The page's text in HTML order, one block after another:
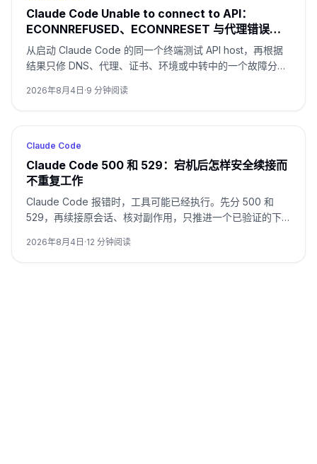
Claude Code Unable to connect to API：
ECONNREFUSED、ECONNRESET 与代理错误排
查
从启动 Claude Code 的同一个终端测试 API host，再根据
结果只修 DNS、代理、证书、环境或中转中的一个故障分
2026年8月4日 ·9 分钟阅读
Claude Code
Claude Code 500 和 529：宕机后怎样安全续接而
不重复工作
Claude Code 报错时，工具可能已经执行。先分 500 和
529，再续接原会话、核对副作用，只推进一个已验证的下
2026年8月4日 ·12 分钟阅读